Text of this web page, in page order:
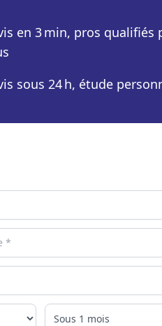
en 3 min, pros qualifiés
sous 24 h, étude